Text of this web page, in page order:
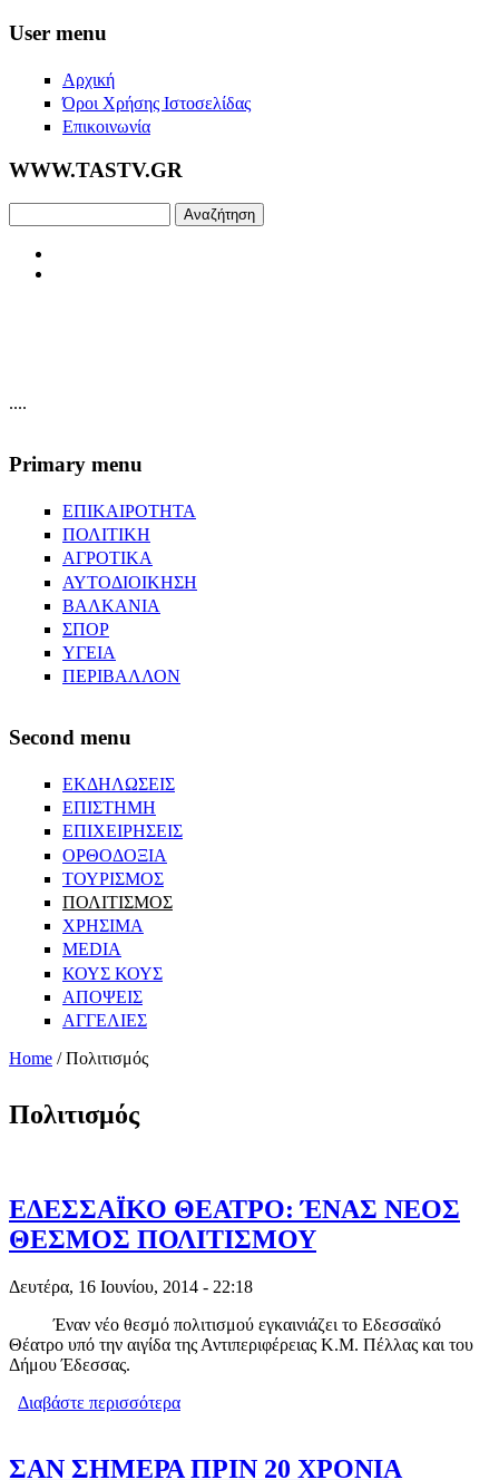
Skip to main content
User menu
Αρχική
Όροι Χρήσης Ιστοσελίδας
Επικοινωνία
WWW.TASTV.GR
....
Primary menu
ΕΠΙΚΑΙΡΟΤΗΤΑ
ΠΟΛΙΤΙΚΗ
ΑΓΡΟΤΙΚΑ
ΑΥΤΟΔΙΟΙΚΗΣΗ
ΒΑΛΚΑΝΙΑ
ΣΠΟΡ
ΥΓΕΙΑ
ΠΕΡΙΒΑΛΛΟΝ
Second menu
ΕΚΔΗΛΩΣΕΙΣ
ΕΠΙΣΤΗΜΗ
ΕΠΙΧΕΙΡΗΣΕΙΣ
ΟΡΘΟΔΟΞΙΑ
ΤΟΥΡΙΣΜΟΣ
ΠΟΛΙΤΙΣΜΟΣ
ΧΡΗΣΙΜΑ
MEDIA
ΚΟΥΣ ΚΟΥΣ
ΑΠΟΨΕΙΣ
ΑΓΓΕΛΙΕΣ
Home / Πολιτισμός
Πολιτισμός
ΕΔΕΣΣΑΪΚΟ ΘΕΑΤΡΟ: ΈΝΑΣ ΝΕΟΣ
ΘΕΣΜΟΣ ΠΟΛΙΤΙΣΜΟΥ
Δευτέρα, 16 Ιουνίου, 2014 - 22:18
Έναν νέο θεσμό πολιτισμού εγκαινιάζει το Εδεσσαϊκό
Θέατρο υπό την αιγίδα της Αντιπεριφέρειας Κ.Μ. Πέλλας και του
Δήμου Έδεσσας.
Διαβάστε περισσότερα
ΣΑΝ ΣΗΜΕΡΑ ΠΡΙΝ 20 ΧΡΟΝΙΑ